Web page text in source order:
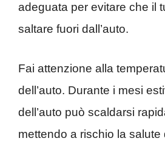
adeguata per evitare che il
saltare fuori dall’auto.
Fai attenzione alla
dell’auto. Durante i mesi
dell’auto può scaldarsi
mettendo a rischio la salute